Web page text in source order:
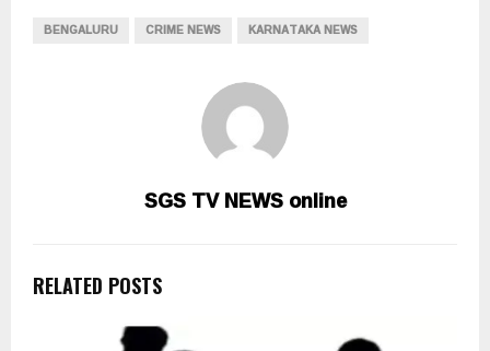
BENGALURU CRIME NEWS KARNATAKA NEWS
SGS TV NEWS online
RELATED POSTS